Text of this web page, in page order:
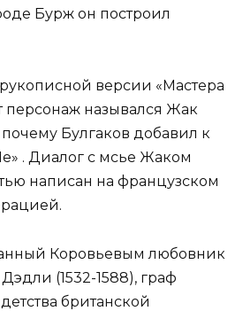
Бурж он построил
версии «Мастера
персонаж назывался Жак
Булгаков добавил к
. Диалог с мсье Жаком
написан на французском
Коровьевым любовник
(1532-1588), граф
британской